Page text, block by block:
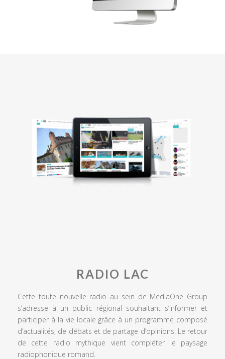
RADIO LAC
Cette toute nouvelle radio au sein de MediaOne Group
s’adresse à un public régional souhaitant s’informer et
participer à la vie locale grâce à un programme composé
d’actualités, de débats et de partage d’opinions. Le retour
de cette radio mythique vient compléter le paysage
radiophonique romand.